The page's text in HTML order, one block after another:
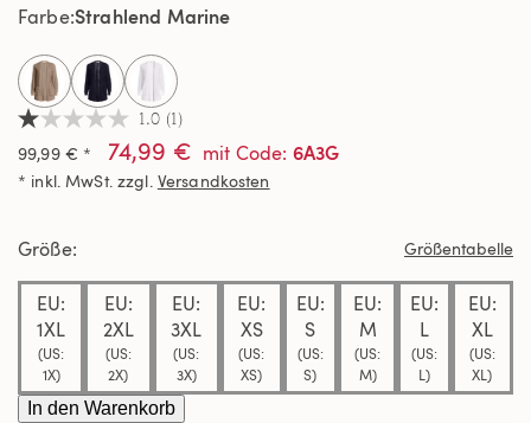
1.0
von
5
Sternen,
Bewertung.
Read
a
Review.
Link
auf
derselben
Seite.
1.0 (1)
99,99 € * 74,99 € mit Code: 6A3G
* inkl. MwSt. zzgl. Versandkosten
Farbe Strahlend Marine
selected
Größe Größentabelle
EU:
1XL
(US:
1X)
EU:
2XL
(US:
2X)
EU:
3XL
(US:
3X)
EU:
XS
(US:
XS)
EU:
S
(US:
S)
EU:
M
(US:
M)
EU:
L
(US:
L)
EU:
XL
(US:
XL)
In den Warenkorb